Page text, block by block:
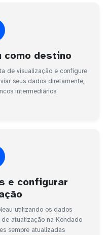
como destino
de visualização e configure
seus dados diretamente,
intermediários.
e configurar
utilizando os dados
atualização na Kondado
sempre atualizadas